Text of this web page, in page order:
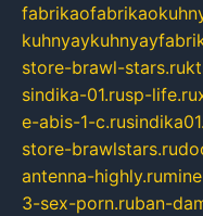
store-brawl-stars.ru
sindika-01.rusp-life.ru
e-abis-1-c.ru
store-brawlstars.ru
antenna-highly.ru
3-sex-porn.ruban-